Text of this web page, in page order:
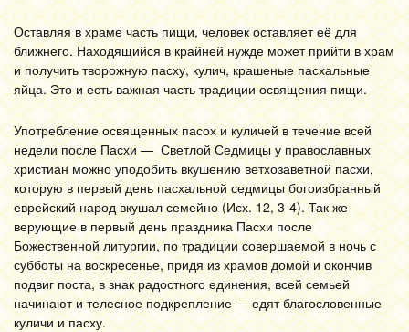
Оставляя в храме часть пищи, человек оставляет её для
ближнего. Находящийся в крайней нужде может прийти в храм
и получить творожную пасху, кулич, крашеные пасхальные
яйца. Это и есть важная часть традиции освящения пищи.
Употребление освященных пасох и куличей в течение всей
недели после Пасхи — Светлой Седмицы у православных
христиан можно уподобить вкушению ветхозаветной пасхи,
которую в первый день пасхальной седмицы богоизбранный
еврейский народ вкушал семейно (Исх. 12, 3-4). Так же
верующие в первый день праздника Пасхи после
Божественной литургии, по традиции совершаемой в ночь с
субботы на воскресенье, придя из храмов домой и окончив
подвиг поста, в знак радостного единения, всей семьей
начинают и телесное подкрепление — едят благословенные
куличи и пасху.